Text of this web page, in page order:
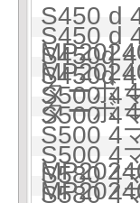
S450 d
S450 d
S450d
ターボ
S450d
ターボ
S500 4
S500 4
S500 4
S500 4
S580 4
S580 4